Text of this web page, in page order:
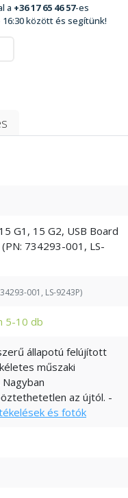
a +36 17 65 46 57-es
között és segítünk!
G1, 15 G2, USB Board
734293-001, LS-
001, LS-9243P)
5-10 db
állapotú felújított
műszaki
az újtól. -
és fotók